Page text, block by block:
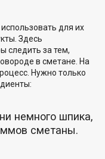
для их
Здесь
следить за тем,
в сметане. На
Нужно только
немного шпика,
сметаны.